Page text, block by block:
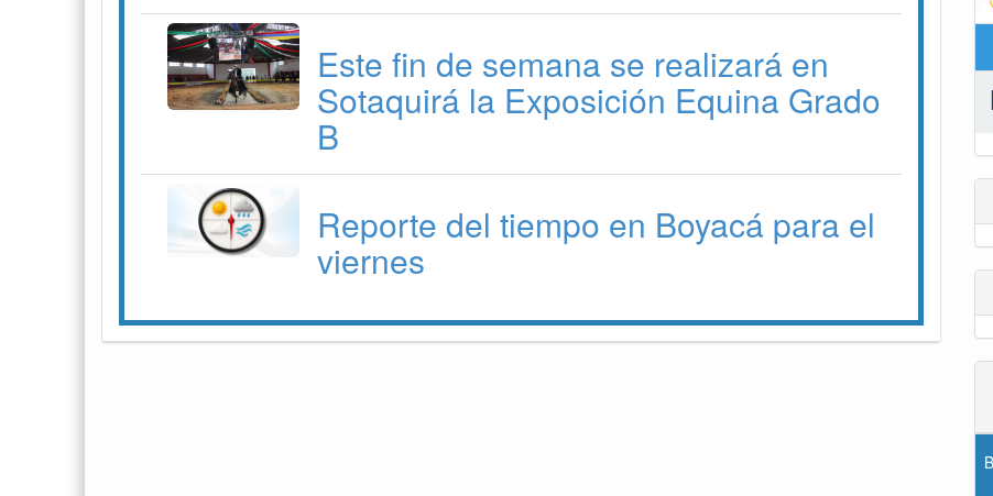
Este fin de semana se realizará en
Sotaquirá la Exposición Equina Grado
B
Reporte del tiempo en Boyacá para el
viernes